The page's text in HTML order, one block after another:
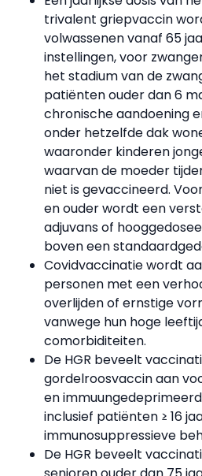
trivalent griepvaccin
volwassenen vanaf 65
instellingen, voor
het stadium van de
patiënten ouder dan 6
chronische aandoening
onder hetzelfde dak
waaronder kinderen
waarvan de moeder
niet is gevaccineerd.
en ouder wordt een
adjuvans of
boven een
Covidvaccinatie wordt
personen met een
overlijden of ernstige
vanwege hun hoge
comorbiditeiten.
De HGR beveelt
gordelroosvaccin aan
en
inclusief patiënten ≥ 16
immunosuppressieve
De HGR beveelt